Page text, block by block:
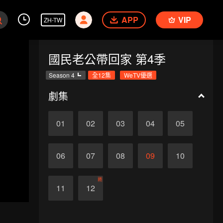
ZH-TW APP VIP
國民老公帶回家 第4季
Season 4 全12集 WeTV優選
劇集
01 02 03 04 05
06 07 08 09 10
11 12
終